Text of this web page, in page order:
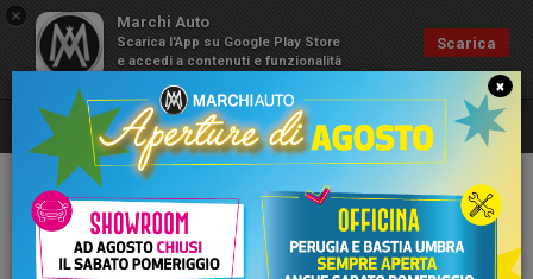
× Marchi Auto
Scarica l'App su Google Play Store
e accedi a contenuti e funzionalità
Scarica
×